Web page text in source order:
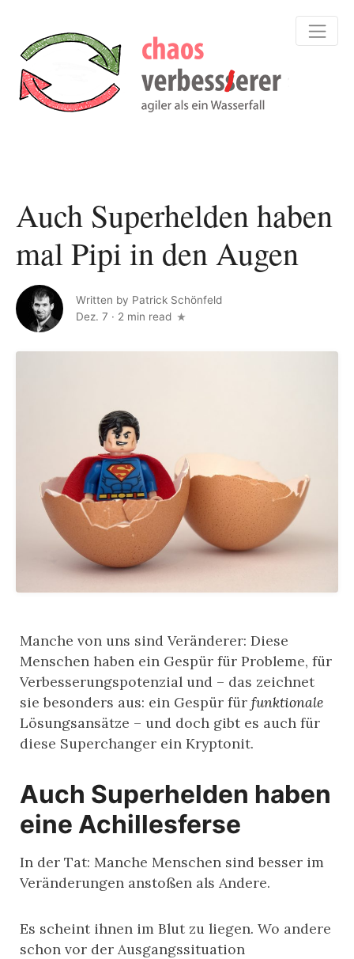
Auch Superhelden haben
mal Pipi in den Augen
Written by Patrick Schönfeld
Dez. 7 · 2 min read
Manche von uns sind Veränderer: Diese
Menschen haben ein Gespür für Probleme, für
Verbesserungspotenzial und – das zeichnet
sie besonders aus: ein Gespür für funktionale
Lösungsansätze – und doch gibt es auch für
diese Superchanger ein Kryptonit.
Auch Superhelden haben
eine Achillesferse
In der Tat: Manche Menschen sind besser im
Veränderungen anstoßen als Andere.
Es scheint ihnen im Blut zu liegen. Wo andere
schon vor der Ausgangssituation